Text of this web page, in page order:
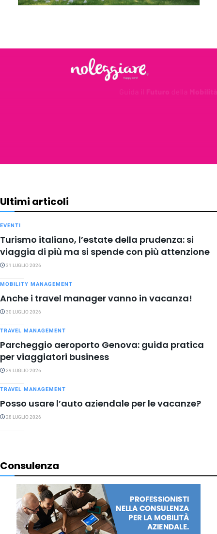
Ultimi articoli
EVENTI
Turismo italiano, l’estate della prudenza: si
viaggia di più ma si spende con più attenzione
31 LUGLIO 2026
MOBILITY MANAGEMENT
Anche i travel manager vanno in vacanza!
30 LUGLIO 2026
TRAVEL MANAGEMENT
Parcheggio aeroporto Genova: guida pratica
per viaggiatori business
29 LUGLIO 2026
TRAVEL MANAGEMENT
Posso usare l’auto aziendale per le vacanze?
28 LUGLIO 2026
Consulenza